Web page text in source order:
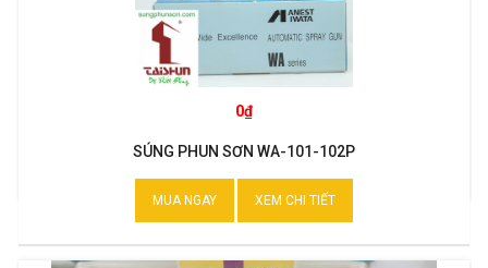
0₫
SÚNG PHUN SƠN WA-101-102P
MUA NGAY XEM CHI TIẾT